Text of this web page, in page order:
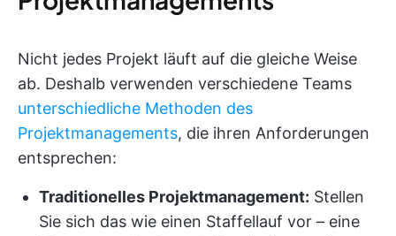
Nicht jedes Projekt läuft auf die gleiche Weise
ab. Deshalb verwenden verschiedene Teams
unterschiedliche Methoden des
Projektmanagements, die ihren Anforderungen
entsprechen:
Traditionelles Projektmanagement: Stellen
Sie sich das wie einen Staffellauf vor – eine